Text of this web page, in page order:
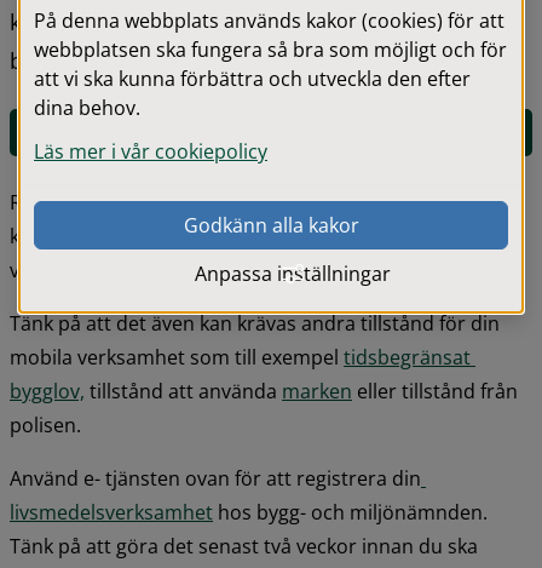
kommun där den huvudsakliga verksamheten
bedrivs.
Registreringsbeslutet ska du därefter alltid tas med och
kunna visas upp på plats vid kontroll i de kommuner dit
verksamheten åker.
Tänk på att det även kan krävas andra tillstånd för din
mobila verksamhet som till exempel tidsbegränsat
bygglov, tillstånd att använda marken eller tillstånd från
polisen.
Använd e- tjänsten ovan för att registrera din
livsmedelsverksamhet hos bygg- och miljönämnden.
Tänk på att göra det senast två veckor innan du ska
På denna webbplats används kakor (cookies) för att
webbplatsen ska fungera så bra som möjligt och för
att vi ska kunna förbättra och utveckla den efter
dina behov.
Läs mer i vår cookiepolicy
Godkänn alla kakor
Anpassa inställningar